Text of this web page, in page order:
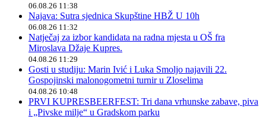
06.08.26 11:38
Najava: Sutra sjednica Skupštine HBŽ U 10h
06.08.26 11:32
Natječaj za izbor kandidata na radna mjesta u OŠ fra
Miroslava Džaje Kupres.
04.08.26 11:29
Gosti u studiju: Marin Ivić i Luka Smoljo najavili 22.
Gospojinski malonogometni turnir u Zloselima
04.08.26 10:48
PRVI KUPRESBEERFEST: Tri dana vrhunske zabave, piva
i „Pivske milje“ u Gradskom parku